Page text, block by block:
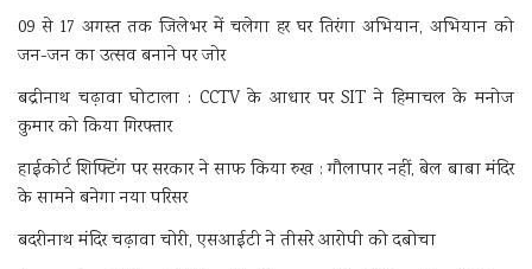
09 से 17 अगस्त तक जिलेभर में चलेगा हर घर तिरंगा अभियान, अभियान को
जन-जन का उत्सव बनाने पर जोर
बद्रीनाथ चढ़ावा घोटाला : CCTV के आधार पर SIT ने हिमाचल के मनोज
कुमार को किया गिरफ्तार
हाईकोर्ट शिफ्टिंग पर सरकार ने साफ किया रुख : गौलापार नहीं, बेल बाबा मंदिर
के सामने बनेगा नया परिसर
बदरीनाथ मंदिर चढ़ावा चोरी, एसआईटी ने तीसरे आरोपी को दबोचा